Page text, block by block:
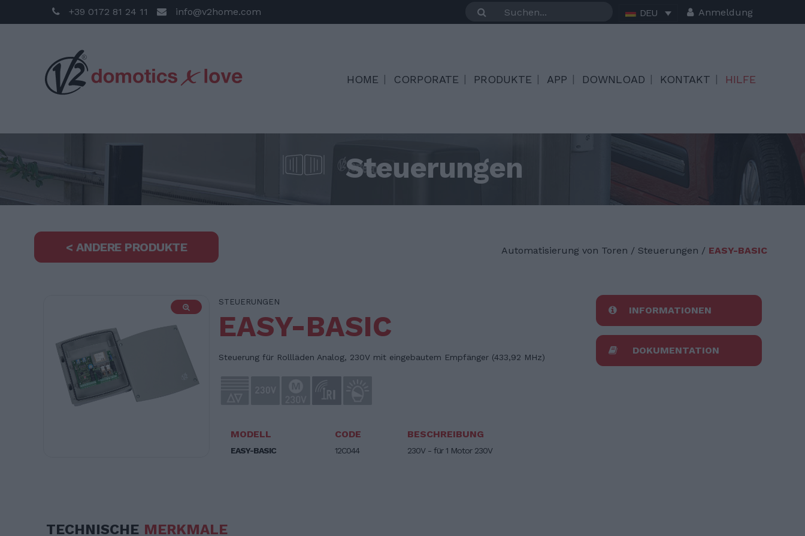
+39 0172 81 24 11 info@v2home.com DEU Anmeldung
HOME CORPORATE PRODUKTE APP DOWNLOAD KONTAKT HILFE
Steuerungen
< ANDERE PRODUKTE Automatisierung von Toren / Steuerungen / EASY-BASIC
STEUERUNGEN
EASY-BASIC
Steuerung für Rollläden Analog, 230V mit eingebautem Empfänger (433,92 MHz)
MODELL CODE BESCHREIBUNG
EASY-BASIC 12C044 230V - für 1 Motor 230V
INFORMATIONEN
DOKUMENTATION
TECHNISCHE MERKMALE